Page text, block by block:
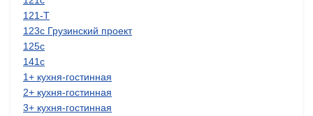
121-Т
123с Грузинский проект
125с
141с
1+ кухня-гостинная
2+ кухня-гостинная
3+ кухня-гостинная